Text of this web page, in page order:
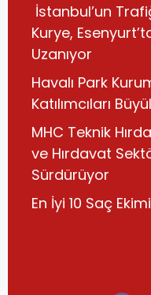
İstanbul’un
Kurye,
Uzanıyor
Havalı Park
Katılımcıları
MHC Teknik
ve Hırdavat
Sürdürüyor
En İyi 10 Saç